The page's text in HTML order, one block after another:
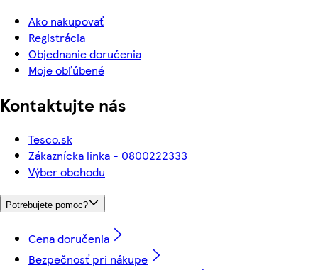
Ako nakupovať
Registrácia
Objednanie doručenia
Moje obľúbené
Kontaktujte nás
Tesco.sk
Zákaznícka linka - 0800222333
Výber obchodu
Potrebujete pomoc?
Cena doručenia
Bezpečnosť pri nákupe